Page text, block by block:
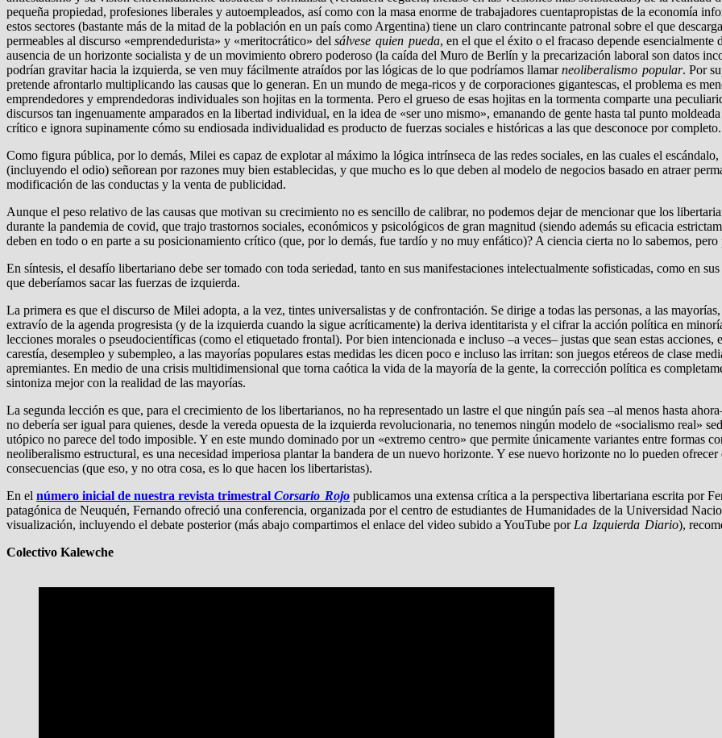
pequeña propiedad, profesiones liberales y autoempleados, así como con la masa enorme de trabajadores cuentapropistas de la economía
estos sectores (bastante más de la mitad de la población en un país como Argentina) tiene un claro contrincante patronal sobre el que
permeables al discurso «emprendedurista» y «meritocrático» del sálvese quien pueda, en el que el éxito o el fracaso depende
ausencia de un horizonte socialista y de un movimiento obrero poderoso (la caída del Muro de Berlín y la precarización laboral son datos
podrían gravitar hacia la izquierda, se ven muy fácilmente atraídos por las lógicas de lo que podríamos llamarneoliberalismo popular. Por
pretende afrontarlo multiplicando las causas que lo generan. En un mundo de mega-ricos y de corporaciones gigantescas, el problema es
emprendedores y emprendedoras individuales son hojitas en la tormenta. Pero el grueso de esas hojitas en la tormenta comparte una
discursos tan ingenuamente amparados en la libertad individual, en la idea de «ser uno mismo», emanando de gente hasta tal punto
crítico e ignora supinamente cómo su endiosada individualidad es producto de fuerzas sociales e históricas a las que desconoce por completo.
Como figura pública, por lo demás, Milei es capaz de explotar al máximo la lógica intrínseca de las redes sociales, en las cuales el
(incluyendo el odio) señorean por razones muy bien establecidas, y que mucho es lo que deben al modelo de negocios basado en atraer
modificación de las conductas y la venta de publicidad.
Aunque el peso relativo de las causas que motivan su crecimiento no es sencillo de calibrar, no podemos dejar de mencionar que los
durante la pandemia de covid, que trajo trastornos sociales, económicos y psicológicos de gran magnitud (siendo además su eficacia
deben en todo o en parte a su posicionamiento crítico (que, por lo demás, fue tardío y no muy enfático)? A ciencia cierta no lo sabemos,
En síntesis, el desafío libertariano debe ser tomado con toda seriedad, tanto en sus manifestaciones intelectualmente sofisticadas, como en
que deberíamos sacar las fuerzas de izquierda.
La primera es que el discurso de Milei adopta, a la vez, tintes universalistas y de confrontación. Se dirige a todas las personas, a las
extravío de la agenda progresista (y de la izquierda cuando la sigue acríticamente) la deriva identitarista y el cifrar la acción política en
lecciones morales o pseudocientíficas (como el etiquetado frontal). Por bien intencionada e incluso –a veces– justas que sean estas
carestía, desempleo y subempleo, a las mayorías populares estas medidas les dicen poco e incluso las irritan: son juegos etéreos de clase
apremiantes. En medio de una crisis multidimensional que torna caótica la vida de la mayoría de la gente, la corrección política es
sintoniza mejor con la realidad de las mayorías.
La segunda lección es que, para el crecimiento de los libertarianos, no ha representado un lastre el que ningún país sea –al menos hasta
no debería ser igual para quienes, desde la vereda opuesta de la izquierda revolucionaria, no tenemos ningún modelo de «socialismo real»
utópico no parece del todo imposible. Y en este mundo dominado por un «extremo centro» que permite únicamente variantes entre formas
neoliberalismo estructural, es una necesidad imperiosa plantar la bandera de un nuevo horizonte. Y ese nuevo horizonte no lo pueden
consecuencias (que eso, y no otra cosa, es lo que hacen los libertaristas).
En el número inicial de nuestra revista trimestral Corsario Rojo publicamos una extensa crítica a la perspectiva libertariana escrita por
patagónica de Neuquén, Fernando ofreció una conferencia, organizada por el centro de estudiantes de Humanidades de la Universidad
visualización, incluyendo el debate posterior (más abajo compartimos el enlace del video subido a YouTube por La Izquierda Diario),
Colectivo Kalewche